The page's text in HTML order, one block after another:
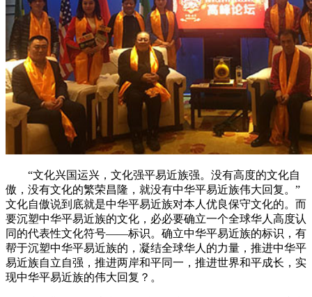
“文化兴国运兴，文化强平易近族强。没有高度的文化自
傲，没有文化的繁荣昌隆，就没有中华平易近族伟大回复。”
文化自傲说到底就是中华平易近族对本人优良保守文化的。而
要沉塑中华平易近族的文化，必必要确立一个全球华人高度认
同的代表性文化符号——标识。确立中华平易近族的标识，有
帮于沉塑中华平易近族的，凝结全球华人的力量，推进中华平
易近族自立自强，推进两岸和平同一，推进世界和平成长，实
现中华平易近族的伟大回复？。